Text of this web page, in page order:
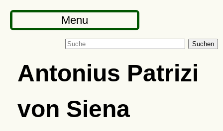
Menu
Suchen
Antonius Patrizi
von Siena